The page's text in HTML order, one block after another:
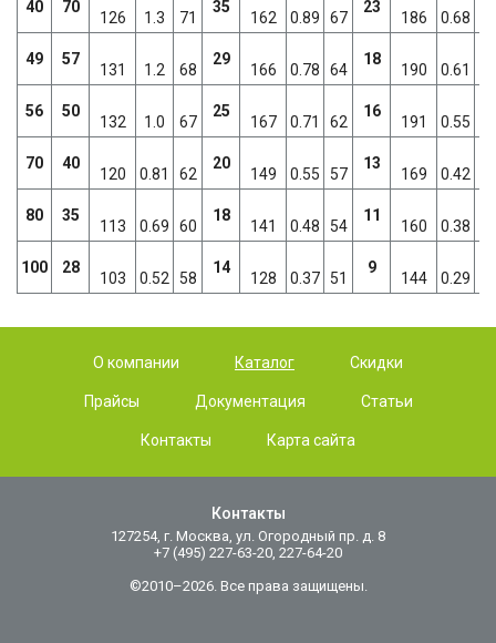
40 70
126 1.3 71
35
162 0.89 67
23
186 0.68
49 57
131 1.2 68
29
166 0.78 64
18
190 0.61
56 50
132 1.0 67
25
167 0.71 62
16
191 0.55
70 40
120 0.81 62
20
149 0.55 57
13
169 0.42
80 35
113 0.69 60
18
141 0.48 54
11
160 0.38
100 28
103 0.52 58
14
128 0.37 51
9
144 0.29
О компании Каталог Скидки
Прайсы Документация Статьи
Контакты Карта сайта
Контакты
127254, г. Москва, ул. Огородный пр. д. 8
+7 (495) 227-63-20, 227-64-20
©2010–2026. Все права защищены.